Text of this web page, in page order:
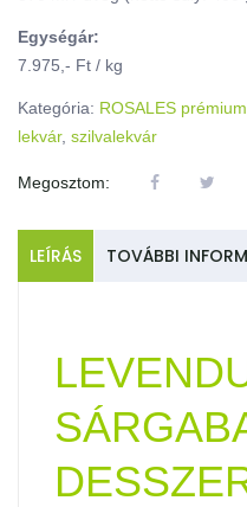
Egységár:
7.975,- Ft / kg
Kategória: ROSALES
lekvár, szilvalekvár
Megosztom:
LEÍRÁS TOVÁBBI